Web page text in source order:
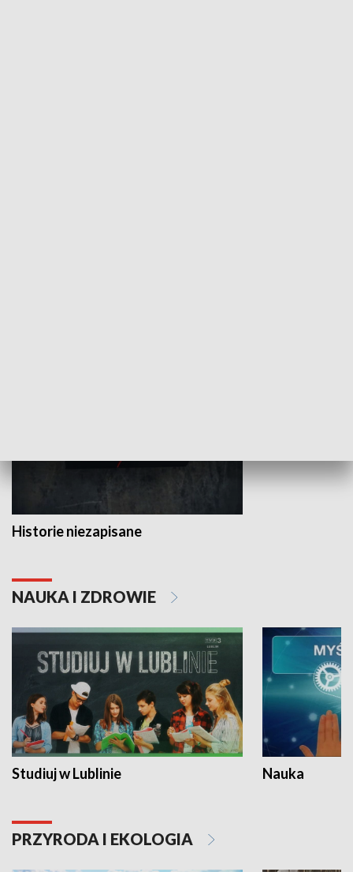
Historie niezapisane
NAUKA I ZDROWIE
Studiuj w Lublinie Nauka
PRZYRODA I EKOLOGIA